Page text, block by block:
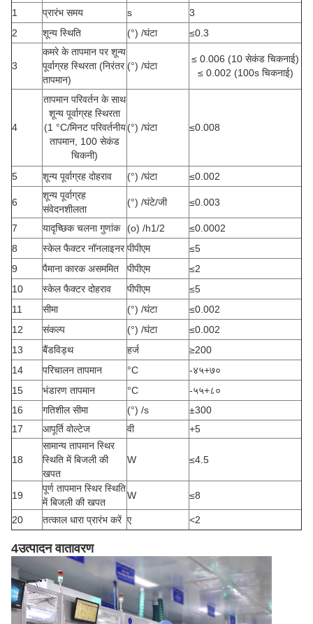
1 प्रारंभ समय s
3
2
शून्य स्थिति (°) /घंटा ≤0.3
3
कमरे के तापमान पर शून्य
पूर्वाग्रह स्थिरता (निरंतर
तापमान)
(°) /घंटा
≤ 0.006 (10 सेकंड चिकनाई)
≤ 0.002 (100s चिकनाई)
4
तापमान परिवर्तन के साथ
शून्य पूर्वाग्रह स्थिरता
(1 °C/मिनट परिवर्तनीय
तापमान, 100 सेकंड
चिकनी)
(°) /घंटा ≤0.008
5 शून्य पूर्वाग्रह दोहराव (°) /घंटा ≤0.002
6
शून्य पूर्वाग्रह
संवेदनशीलता
(°) /घंटे/जी ≤0.003
7 यादृच्छिक चलना गुणांक (o) /h1/2
≤0.0002
8
स्केल फैक्टर नॉनलाइनर पीपीएम
≤5
9
पैमाना कारक असममित पीपीएम
≤2
10
स्केल फैक्टर दोहराव पीपीएम
≤5
11
सीमा (°) /घंटा
≤0.002
12
संकल्प (°) /घंटा
≤0.002
13
बैंडविड्थ हर्ज
≥200
14
परिचालन तापमान °C
-४५+७०
15
भंडारण तापमान °C
-५५+८०
16
गतिशील सीमा (°) /s
±300
17
आपूर्ति वोल्टेज वी +5
18
सामान्य तापमान स्थिर
स्थिति में बिजली की
खपत
W ≤4.5
19
पूर्ण तापमान स्थिर स्थिति
में बिजली की खपत
W ≤8
20 तत्काल धारा प्रारंभ करें ए <2
4उत्पादन वातावरण